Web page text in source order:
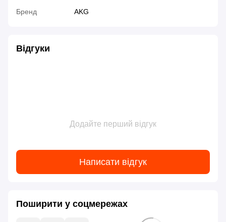
Бренд AKG
Відгуки
Додайте перший відгук
Написати відгук
Поширити у соцмережах